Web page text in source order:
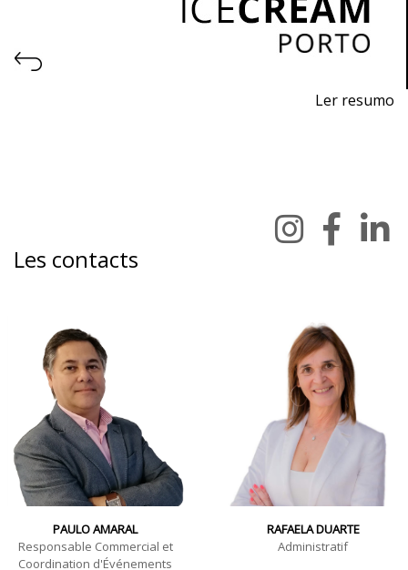
Ler resumo
Les contacts
PAULO AMARAL
Responsable Commercial et
Coordination d'Événements
RAFAELA DUARTE
Administratif